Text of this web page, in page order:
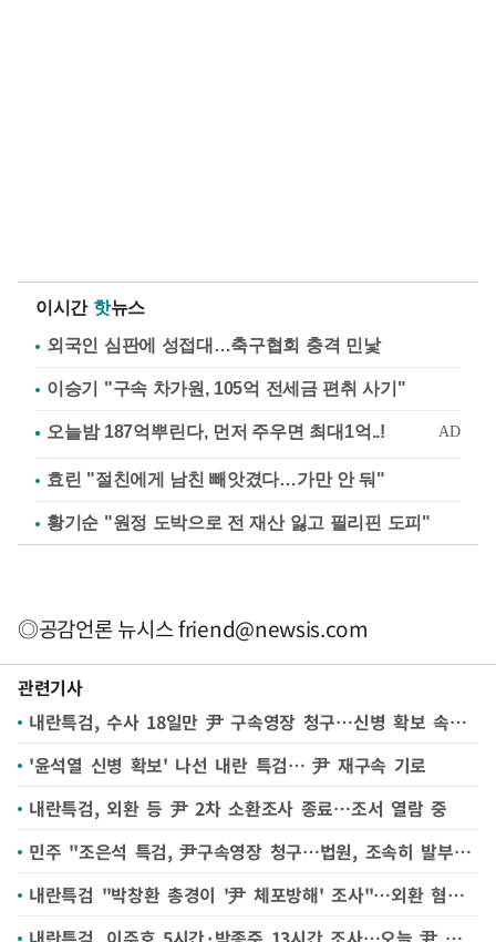
이시간 핫뉴스
외국인 심판에 성접대…축구협회 충격 민낯
이승기 "구속 차가원, 105억 전세금 편취 사기"
효린 "절친에게 남친 빼앗겼다…가만 안 둬"
황기순 "원정 도박으로 전 재산 잃고 필리핀 도피"
◎공감언론 뉴시스friend@newsis.com
관련기사
내란특검, 수사 18일만 尹 구속영장 청구…신병 확보 속도(종합)
'윤석열 신병 확보' 나선 내란 특검… 尹 재구속 기로
내란특검, 외환 등 尹 2차 소환조사 종료…조서 열람 중
민주 "조은석 특검, 尹구속영장 청구…법원, 조속히 발부해야"
내란특검 "박창환 총경이 '尹 체포방해' 조사"…외환 혐의 수사도 속도